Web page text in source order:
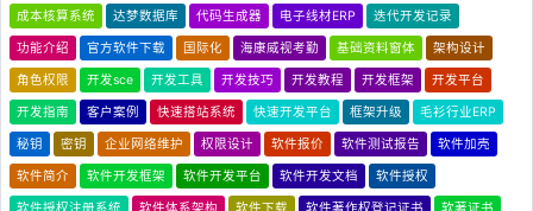
成本核算系统 达梦数据库 代码生成器 电子线材ERP 迭代开发记录
功能介绍 官方软件下载 国际化 海康威视考勤 基础资料窗体 架构设计
角色权限 开发sce 开发工具 开发技巧 开发教程 开发框架 开发平台
开发指南 客户案例 快速搭站系统 快速开发平台 框架升级 毛衫行业ERP
秘钥 密钥 企业网络维护 权限设计 软件报价 软件测试报告 软件加壳
软件简介 软件开发框架 软件开发平台 软件开发文档 软件授权